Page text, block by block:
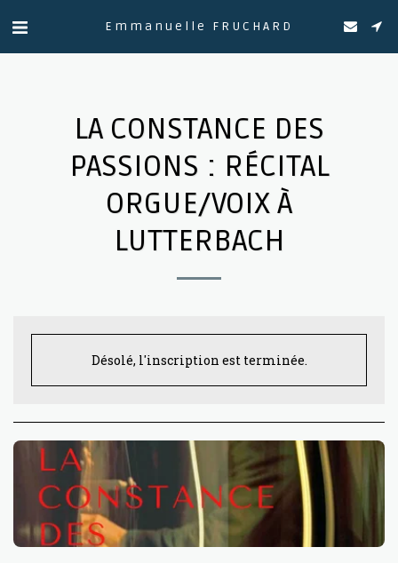
Emmanuelle FRUCHARD
LA CONSTANCE DES
PASSIONS : RÉCITAL
ORGUE/VOIX À
LUTTERBACH
Désolé, l'inscription est terminée.